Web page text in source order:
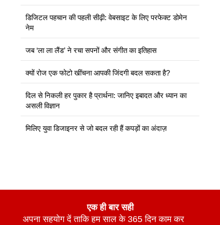
डिजिटल पहचान की पहली सीढ़ी: वेबसाइट के लिए परफेक्ट डोमेन
नेम
जब ‘ला ला लैंड’ ने रचा सपनों और संगीत का इतिहास
क्यों रोज एक फोटो खींचना आपकी जिंदगी बदल सकता है?
दिल से निकली हर पुकार है प्रार्थना: जानिए इबादत और ध्यान का
असली विज्ञान
मिलिए युवा डिजाइनर से जो बदल रही हैं कपड़ों का अंदाज़
एक ही बार सही
अपना सहयोग दें ताकि हम साल के 365 दिन काम कर